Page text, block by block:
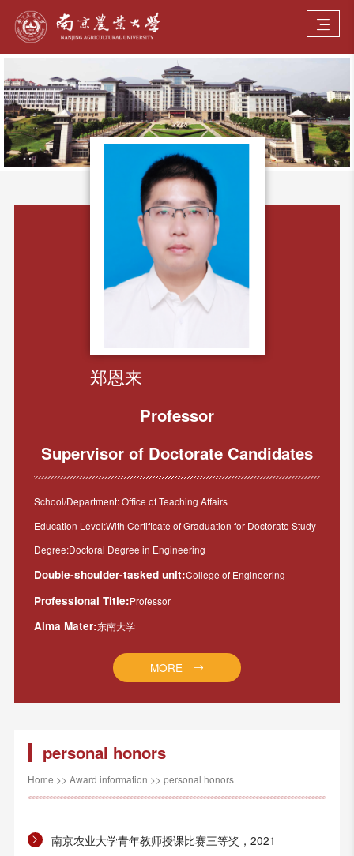
郑恩来
Professor
Supervisor of Doctorate Candidates
School/Department: Office of Teaching Affairs
Education Level:With Certificate of Graduation for Doctorate Study
Degree:Doctoral Degree in Engineering
Double-shoulder-tasked unit:College of Engineering
Professional Title:Professor
Alma Mater:东南大学
MORE
personal honors
Home >> Award information >> personal honors
南京农业大学青年教师授课比赛三等奖，2021